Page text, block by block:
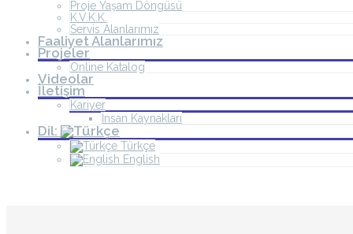
Proje Yaşam Döngüsü
K.V.K.K.
Servis Alanlarımız
Faaliyet Alanlarımız
Projeler
Online Katalog
Videolar
İletişim
Kariyer
İnsan Kaynakları
Dil:
Türkçe
English